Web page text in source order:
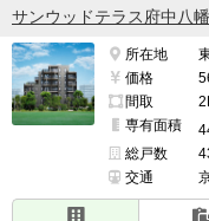
サンウッドテラス府中八
所在地
価格
間取
専有面積
総戸数
交通